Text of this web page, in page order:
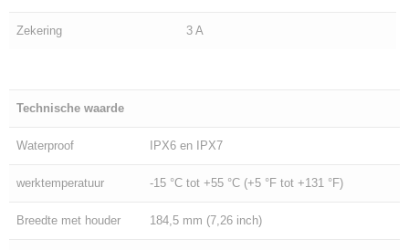
Zekering 3 A
Technische waarde
Waterproof IPX6 en IPX7
werktemperatuur -15 °C tot +55 °C (+5 °F tot +131 °F)
Breedte met houder 184,5 mm (7,26 inch)